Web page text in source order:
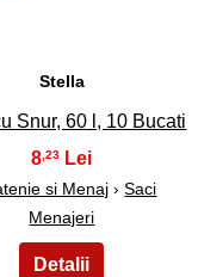
Stella
Snur, 60 l, 10 Bucati
8,23
si Menaj ›Saci
Menajeri